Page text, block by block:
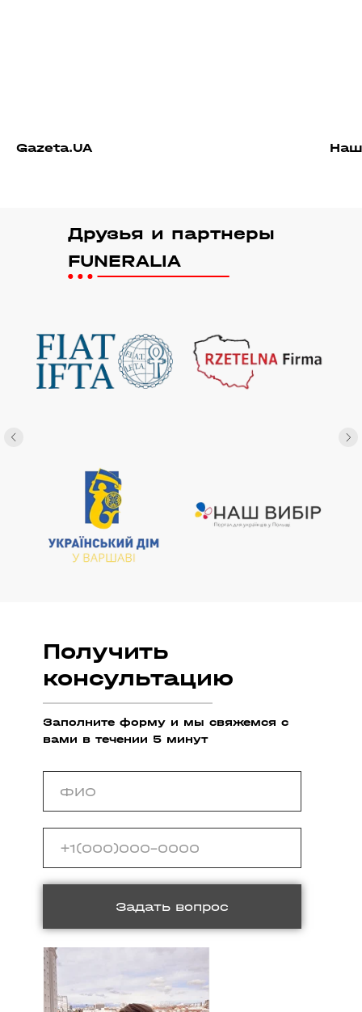
Gazeta.UA
Друзья и партнеры
FUNERALIA
Заполните форму и мы свяжемся с
вами в течении 5 минут
Получить
консультацию
Задать вопрос